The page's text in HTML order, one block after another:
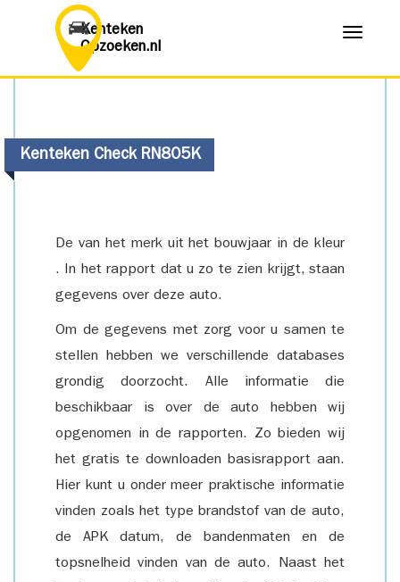
Kenteken
Opzoeken.nl
Menu
Kenteken Check RN805K
De van het merk uit het bouwjaar in de kleur
. In het rapport dat u zo te zien krijgt, staan
gegevens over deze auto.
Om de gegevens met zorg voor u samen te
stellen hebben we verschillende databases
grondig doorzocht. Alle informatie die
beschikbaar is over de auto hebben wij
opgenomen in de rapporten. Zo bieden wij
het gratis te downloaden basisrapport aan.
Hier kunt u onder meer praktische informatie
vinden zoals het type brandstof van de auto,
de APK datum, de bandenmaten en de
topsnelheid vinden van de auto. Naast het